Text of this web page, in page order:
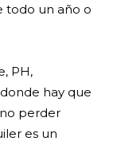
todo un año o
PH,
hay que
perder
es un